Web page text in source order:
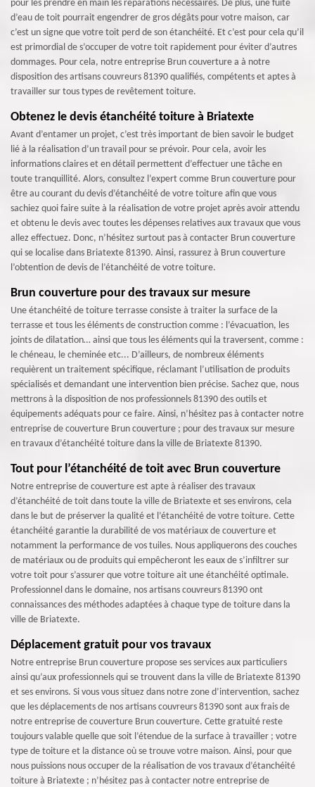
pour les prendre en main les réparations nécessaires. De plus, une fuite
d’eau de toit pourrait engendrer de gros dégâts pour votre maison, car
c’est un signe que votre toit perd de son étanchéité. Et c’est pour cela qu’il
est primordial de s’occuper de votre toit rapidement pour éviter d’autres
dommages. Pour cela, notre entreprise Brun couverture a à notre
disposition des artisans couvreurs 81390 qualifiés, compétents et aptes à
travailler sur tous types de revêtement toiture.
Obtenez le devis étanchéité toiture à Briatexte
Avant d’entamer un projet, c’est très important de bien savoir le budget
lié à la réalisation d’un travail pour se prévoir. Pour cela, avoir les
informations claires et en détail permettent d’effectuer une tâche en
toute tranquillité. Alors, consultez l’expert comme Brun couverture pour
être au courant du devis d’étanchéité de votre toiture afin que vous
sachiez quoi faire suite à la réalisation de votre projet après avoir attendu
et obtenu le devis avec toutes les dépenses relatives aux travaux que vous
allez effectuez. Donc, n’hésitez surtout pas à contacter Brun couverture
qui se localise dans Briatexte 81390. Ainsi, rassurez à Brun couverture
l’obtention de devis de l’étanchéité de votre toiture.
Brun couverture pour des travaux sur mesure
Une étanchéité de toiture terrasse consiste à traiter la surface de la
terrasse et tous les éléments de construction comme : l’évacuation, les
joints de dilatation… ainsi que tous les éléments qui la traversent, comme :
le chéneau, le cheminée etc... D’ailleurs, de nombreux éléments
requièrent un traitement spécifique, réclamant l’utilisation de produits
spécialisés et demandant une intervention bien précise. Sachez que, nous
mettrons à la disposition de nos professionnels 81390 des outils et
équipements adéquats pour ce faire. Ainsi, n’hésitez pas à contacter notre
entreprise de couverture Brun couverture ; pour des travaux sur mesure
en travaux d’étanchéité toiture dans la ville de Briatexte 81390.
Tout pour l’étanchéité de toit avec Brun couverture
Notre entreprise de couverture est apte à réaliser des travaux
d’étanchéité de toit dans toute la ville de Briatexte et ses environs, cela
dans le but de préserver la qualité et l’étanchéité de votre toiture. Cette
étanchéité garantie la durabilité de vos matériaux de couverture et
notamment la performance de vos tuiles. Nous appliquerons des couches
de matériaux ou de produits qui empêcheront les eaux de s’infiltrer sur
votre toit pour s’assurer que votre toiture ait une étanchéité optimale.
Professionnel dans le domaine, nos artisans couvreurs 81390 ont
connaissances des méthodes adaptées à chaque type de toiture dans la
ville de Briatexte.
Déplacement gratuit pour vos travaux
Notre entreprise Brun couverture propose ses services aux particuliers
ainsi qu’aux professionnels qui se trouvent dans la ville de Briatexte 81390
et ses environs. Si vous vous situez dans notre zone d’intervention, sachez
que les déplacements de nos artisans couvreurs 81390 sont aux frais de
notre entreprise de couverture Brun couverture. Cette gratuité reste
toujours valable quelle que soit l’étendue de la surface à travailler ; votre
type de toiture et la distance où se trouve votre maison. Ainsi, pour que
nous puissions nous occuper de la réalisation de vos travaux d’étanchéité
toiture à Briatexte ; n’hésitez pas à contacter notre entreprise de